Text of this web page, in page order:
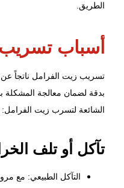
الطريق.
أسباب تسريب
تسريب زيت الفرامل ناتجاً
بدقة لضمان معالجة
الشائعة لتسرب زيت الفرامل:
تآكل أو تلف
التآكل الطبيعي: مع